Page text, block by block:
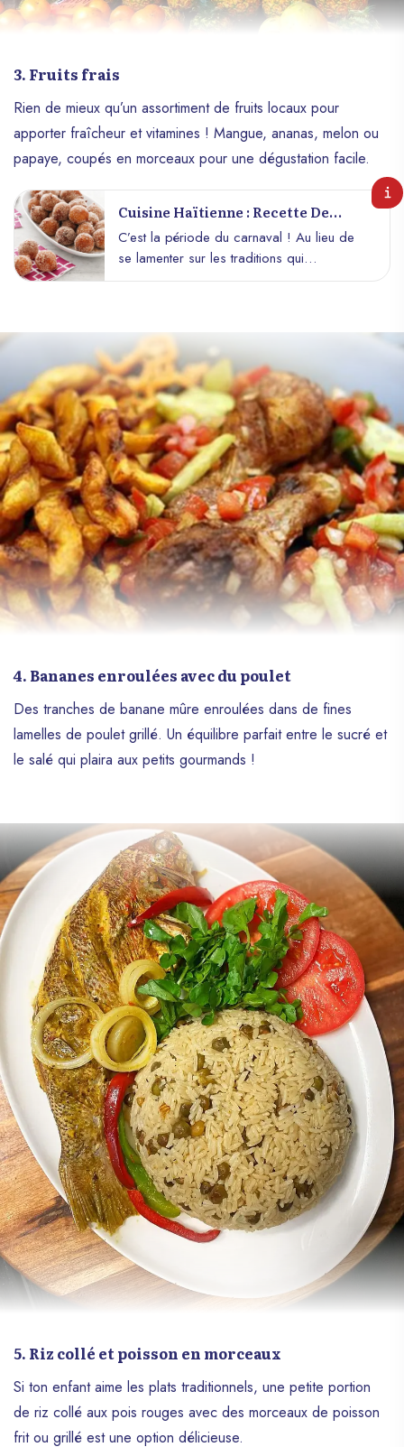
3. Fruits frais
Rien de mieux qu’un assortiment de fruits locaux pour
apporter fraîcheur et vitamines ! Mangue, ananas, melon ou
papaye, coupés en morceaux pour une dégustation facile.
Cuisine Haïtienne : Recette De
Beignets Carnaval ! (Benyen
Kanaval!)
C’est la période du carnaval ! Au lieu de
se lamenter sur les traditions qui
disparaissent, recréons quelques
« Benyen kanaval » !
4. Bananes enroulées avec du poulet
Des tranches de banane mûre enroulées dans de fines
lamelles de poulet grillé. Un équilibre parfait entre le sucré et
le salé qui plaira aux petits gourmands !
5. Riz collé et poisson en morceaux
Si ton enfant aime les plats traditionnels, une petite portion
de riz collé aux pois rouges avec des morceaux de poisson
frit ou grillé est une option délicieuse.